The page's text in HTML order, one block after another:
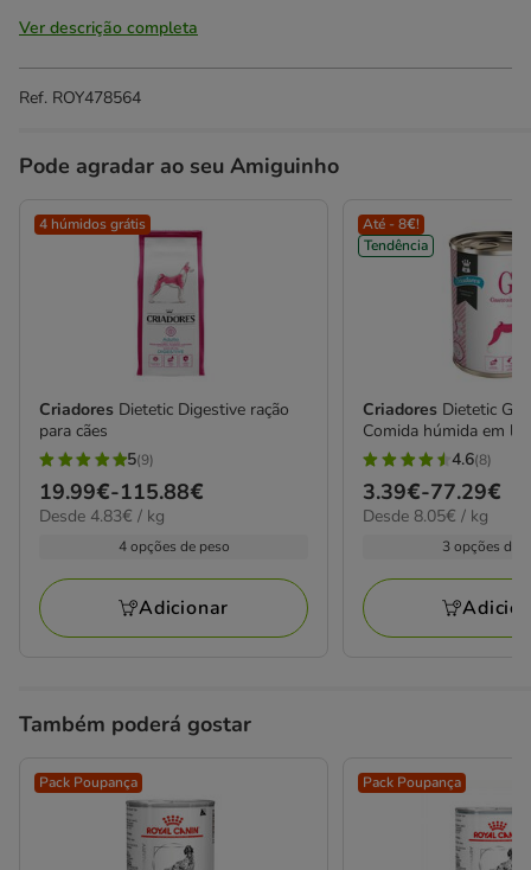
Ver descrição completa
Ref. ROY478564
Pode agradar ao seu Amiguinho
4 húmidos grátis
Criadores Dietetic Digestive ração
para cães
5
estrelas
com
avaliações
5(9)
Preço
de
115.88€
19.99€-115.88€
4.83€
Desde 4.83€ / kg
4 opções de peso
Adicionar
Até - 8€!
Tendência
Criadores Dietetic
Comida húmida em
4.6
estrelas
com
avaliações
4.6(8)
Preço
de
77.29€
3.39€-77.29€
8.05€
Desde 8.05€ / kg
3 opções de
Também poderá gostar
Pack Poupança Pack Poupança